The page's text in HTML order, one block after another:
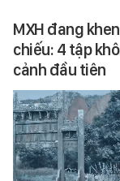
MXH đang
chiếu: 4 tập
cảnh đầu tiên